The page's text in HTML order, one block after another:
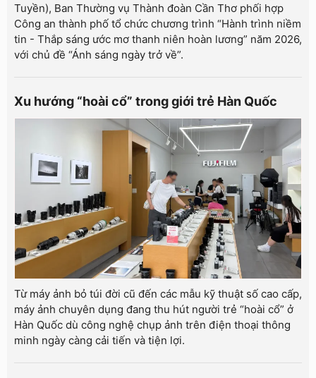
Tuyền), Ban Thường vụ Thành đoàn Cần Thơ phối hợp
Công an thành phố tổ chức chương trình “Hành trình niềm
tin - Thắp sáng ước mơ thanh niên hoàn lương” năm 2026,
với chủ đề “Ánh sáng ngày trở về”.
Xu hướng “hoài cổ” trong giới trẻ Hàn Quốc
Từ máy ảnh bỏ túi đời cũ đến các mẫu kỹ thuật số cao cấp,
máy ảnh chuyên dụng đang thu hút người trẻ “hoài cổ” ở
Hàn Quốc dù công nghệ chụp ảnh trên điện thoại thông
minh ngày càng cải tiến và tiện lợi.